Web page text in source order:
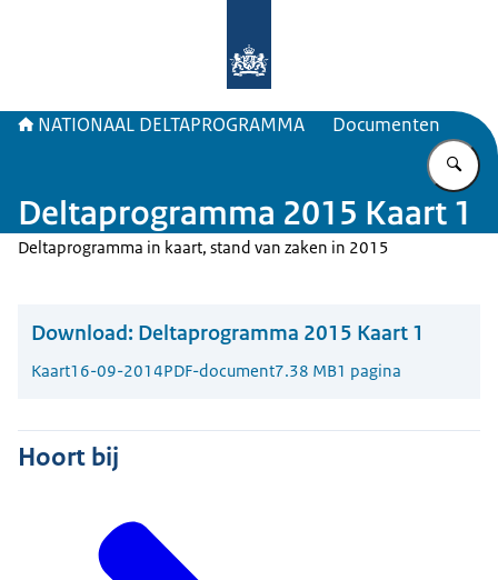
NATIONAAL DELTAPROGRAMMA Documenten
Deltaprogramma 2015 Kaart 1
Deltaprogramma in kaart, stand van zaken in 2015
Download: Deltaprogramma 2015 Kaart 1
Kaart16-09-2014PDF-document7.38 MB1 pagina
Hoort bij